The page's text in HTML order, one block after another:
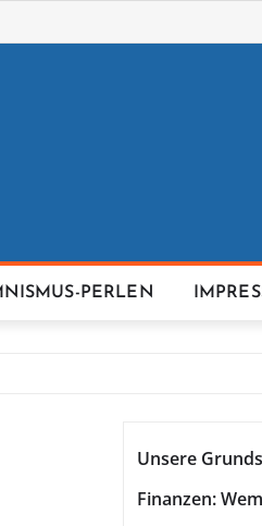
PERLEN
Unsere
Finanzen: